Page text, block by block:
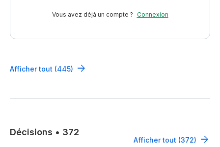
Vous avez déjà un compte ? Connexion
Afficher tout (445)
Décisions • 372
Afficher tout (372)